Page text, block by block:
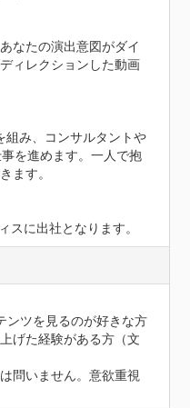
なたの演出意図がダイ
ィレクションした動画
組み、コンサルタントや
を進めます。一人で抱
ます。
スに出社となります。
ンツを見るのが好きな方
げた経験がある方（文
問いません。意欲重視